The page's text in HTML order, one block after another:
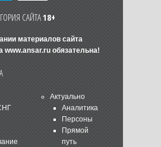
САЙТА18+
материалов сайта
www.ansar.ruобязательна!
Актуально
Аналитика
Персоны
Прямой
путь